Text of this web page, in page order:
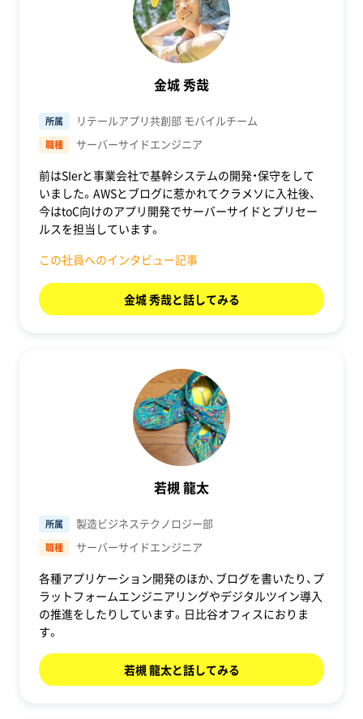
金城 秀哉
所属 リテールアプリ共創部 モバイルチーム
職種 サーバーサイドエンジニア
前はSIerと事業会社で基幹システムの開発・保守をして
いました。AWSとブログに惹かれてクラメソに入社後、
今はtoC向けのアプリ開発でサーバーサイドとプリセー
ルスを担当しています。
この社員へのインタビュー記事
金城 秀哉と話してみる
若槻 龍太
所属 製造ビジネステクノロジー部
職種 サーバーサイドエンジニア
各種アプリケーション開発のほか、ブログを書いたり、プ
ラットフォームエンジニアリングやデジタルツイン導入
の推進をしたりしています。日比谷オフィスにおりま
す。
若槻 龍太と話してみる